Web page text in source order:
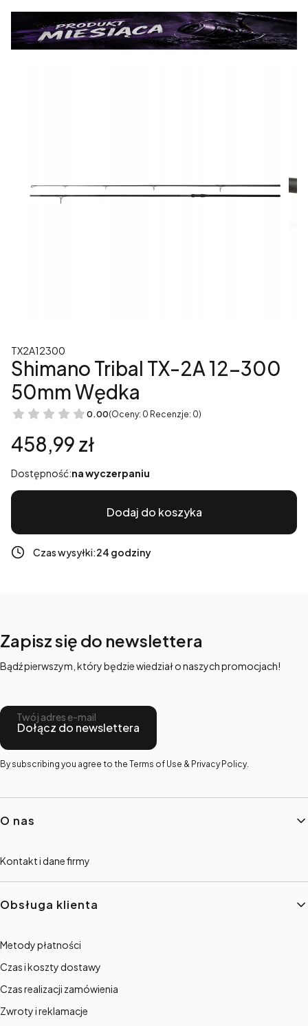
TX2A12300
Shimano Tribal TX-2A 12-300
50mm Wędka
0.00(Oceny: 0 Recenzje: 0)
Cena
458,99 zł
Dostępność:na wyczerpaniu
Dodaj do koszyka
Czas wysyłki:24 godziny
Zapisz się do newslettera
Bądź pierwszym, który będzie wiedział o naszych promocjach!
Twój adres e-mail
Dołącz do newslettera
By subscribing you agree to the Terms of Use & Privacy Policy.
Linki w stopce
O nas
Kontakt i dane firmy
Obsługa klienta
Metody płatności
Czas i koszty dostawy
Czas realizacji zamówienia
Zwroty i reklamacje